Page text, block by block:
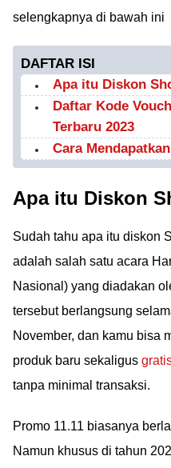
selengkapnya di bawah ini
DAFTAR ISI
Apa itu Diskon
Daftar Kode
Terbaru 2023
Cara
Apa itu Diskon
Sudah tahu apa itu diskon
adalah salah satu acara
Nasional) yang diadakan
tersebut berlangsung
November, dan kamu bisa
produk baru sekaligus
tanpa minimal transaksi.
Promo 11.11 biasanya
Namun khusus di tahun